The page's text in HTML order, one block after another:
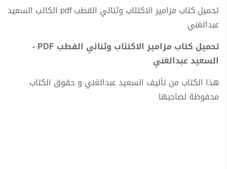
تحميل كتاب مزامير الاكتئاب وثنائي القطب pdf الكاتب السعيد
عبدالغني
تحميل كتاب مزامير الاكتئاب وثنائي القطب PDF -
السعيد عبدالغني
هذا الكتاب من تأليف السعيد عبدالغني و حقوق الكتاب
محفوظة لصاحبها